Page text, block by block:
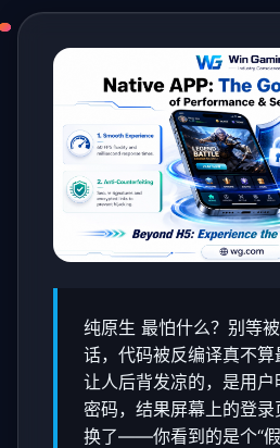
纯原生 最怕什么？别等
话，代码被反编译真不
让人后背发凉的，是用
密码，结果屏幕上的登
换了——你看到的是个“